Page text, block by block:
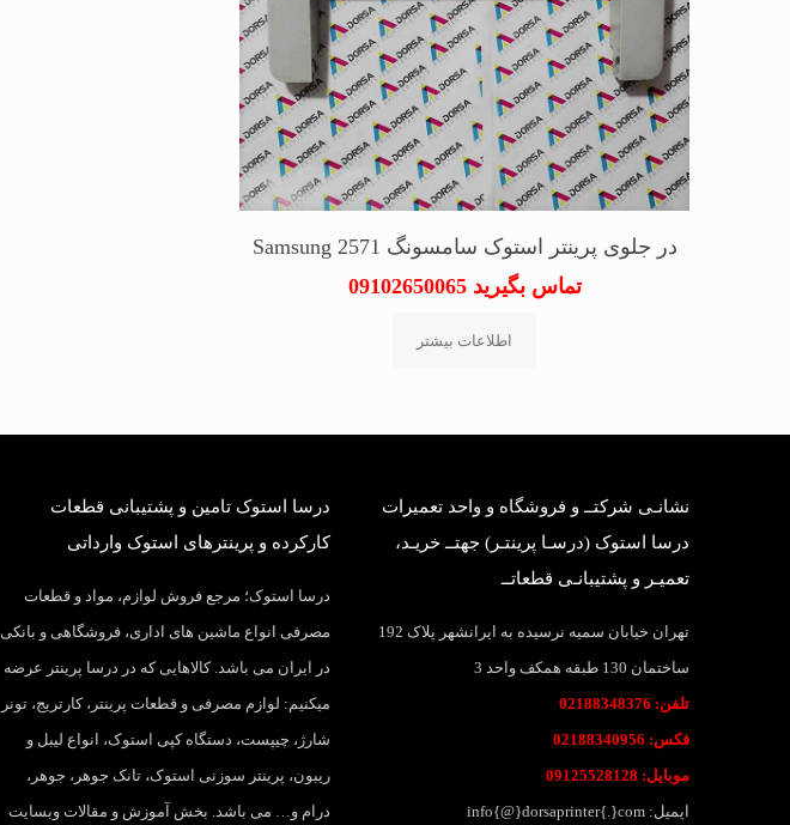
در جلوی پرینتر استوک سامسونگ Samsung 2571
تماس بگیرید 09102650065
اطلاعات بیشتر
نشانـی شرکتــ و فروشگاه و واحد تعمیرات
درسا استوک (درسـا پرینتـر) جهتــ خریـد،
تعمیـر و پشتیبانـی قطعاتــ
تهران خیابان سمیه نرسیده به ایرانشهر پلاک 192
ساختمان 130 طبقه همکف واحد 3
تلفن: 02188348376
فکس: 02188340956
موبایل: 09125528128
ایمیل: info{@}dorsaprinter{.}com
درسا استوک تامین و پشتیبانی قطعات
کارکرده و پرینترهای استوک وارداتی
درسا استوک؛ مرجع فروش لوازم، مواد و قطعات
مصرفی انواع ماشین های اداری، فروشگاهی و بانکی
در ایران می باشد. کالاهایی که در درسا پرینتر عرضه
میکنیم: لوازم مصرفی و قطعات پرینتر، کارتریج، تونر
شارژ، چیپست، دستگاه کپی استوک، انواع لیبل و
ریبون، پرینتر سوزنی استوک، تانک جوهر، جوهر،
درام و… می باشد. بخش آموزش و مقالات وبسایت